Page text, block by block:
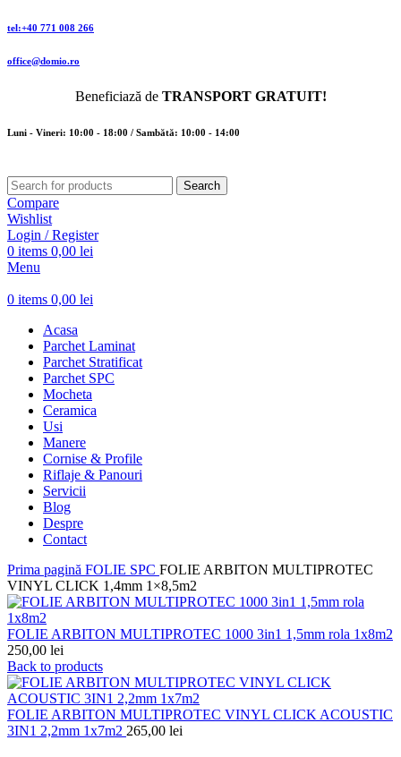
tel:+40 771 008 266
office@domio.ro
Beneficiază de TRANSPORT GRATUIT!
Luni - Vineri: 10:00 - 18:00 / Sambătă: 10:00 - 14:00
Search
Compare
Wishlist
Login / Register
0 items 0,00 lei
Menu
0 items 0,00 lei
Acasa
Parchet Laminat
Parchet Stratificat
Parchet SPC
Mocheta
Ceramica
Usi
Manere
Cornise & Profile
Riflaje & Panouri
Servicii
Blog
Despre
Contact
Prima pagină FOLIE SPC FOLIE ARBITON MULTIPROTEC
VINYL CLICK 1,4mm 1×8,5m2
FOLIE ARBITON MULTIPROTEC 1000 3in1 1,5mm rola 1x8m2
250,00 lei
Back to products
FOLIE ARBITON MULTIPROTEC VINYL CLICK ACOUSTIC
3IN1 2,2mm 1x7m2 265,00 lei